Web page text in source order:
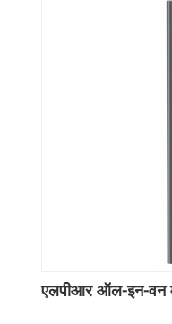
एलपीआर ऑल-इन-वन